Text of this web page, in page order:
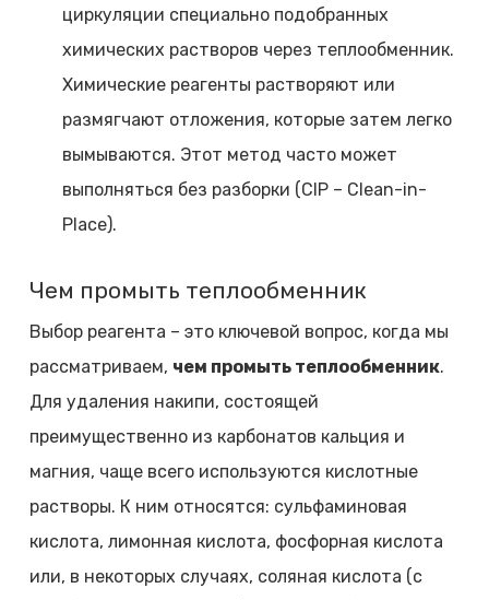
циркуляции специально подобранных
химических растворов через теплообменник.
Химические реагенты растворяют или
размягчают отложения, которые затем легко
вымываются. Этот метод часто может
выполняться без разборки (CIP – Clean-in-
Place).
Чем промыть теплообменник
Выбор реагента – это ключевой вопрос, когда мы
рассматриваем, чем промыть теплообменник.
Для удаления накипи, состоящей
преимущественно из карбонатов кальция и
магния, чаще всего используются кислотные
растворы. К ним относятся: сульфаминовая
кислота, лимонная кислота, фосфорная кислота
или, в некоторых случаях, соляная кислота (с